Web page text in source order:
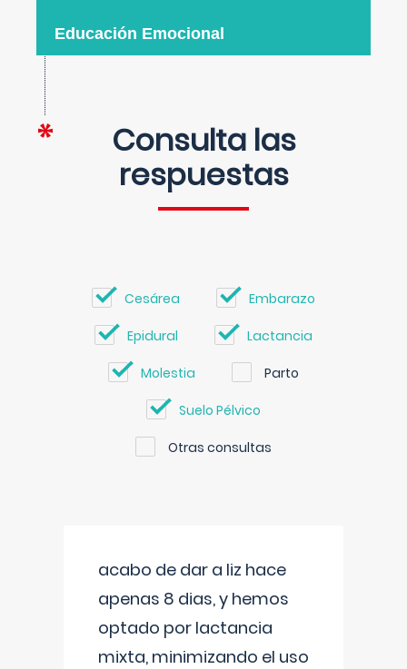
Educación Emocional
Consulta las
respuestas
Cesárea Embarazo
Epidural Lactancia
Molestia Parto
Suelo Pélvico
Otras consultas
acabo de dar a liz hace
apenas 8 dias, y hemos
optado por lactancia
mixta, minimizando el uso